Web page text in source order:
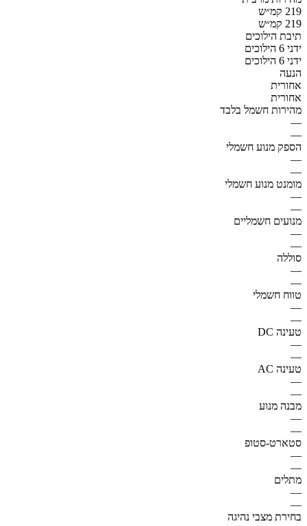
219 קמ״ש
219 קמ״ש
תיבת הילוכים
ידני 6 הילוכים
ידני 6 הילוכים
הנעה
אחורית
אחורית
מהירות חשמל בלבד
—
—
הספק מנוע חשמלי
—
—
מומנט מנוע חשמלי
—
—
מנועים חשמליים
—
—
סוללה
—
—
טווח חשמלי
—
—
טעינה DC
—
—
טעינה AC
—
—
מבנה מנוע
—
—
סטארט-סטופ
—
—
מתלים
—
—
בחירת מצבי נהיגה